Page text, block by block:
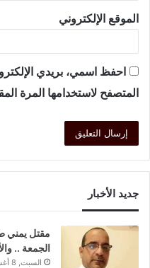
الموقع الإلكتروني
احفظ اسمي، بريدي
المتصفح لاستخدامها المرة
جديد الأخبار
مقتل يمني
الجمعة ..
السبت, 8 أغسطس 2026 - 7:45 م